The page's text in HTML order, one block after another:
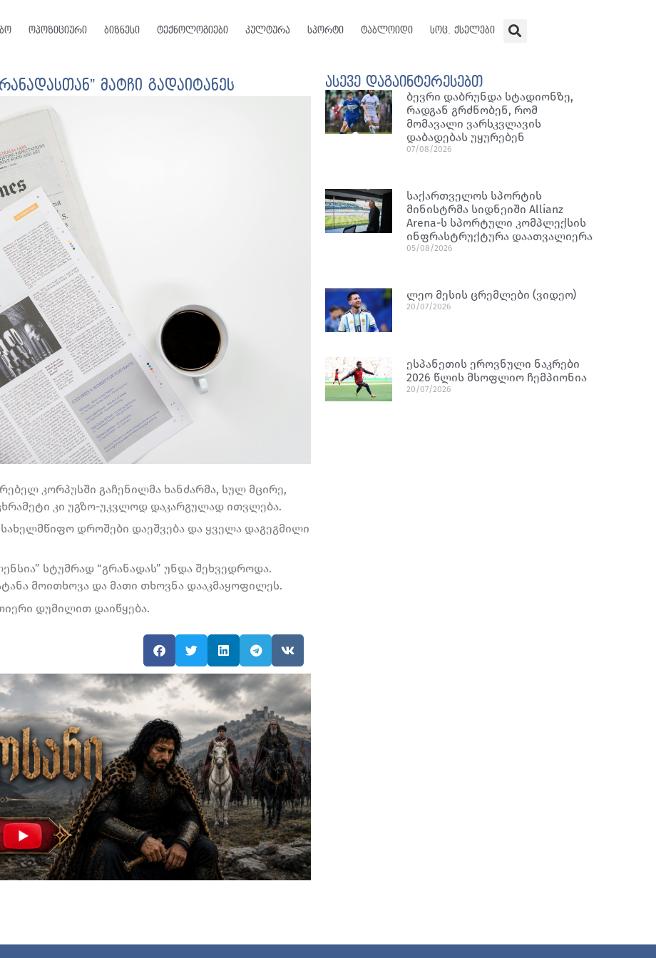
ოპოზიციური ბიზნესი ტექნოლოგიები კულტურა სპორტი ტაბლოიდი სოც. ქსელები
მატჩი გადაიტანეს
კორპუსში გაჩენილმა ხანძარმა, სულ მცირე,
კი უგზო-უკვლოდ დაკარგულად ითვლება.
დროშები დაეშვება და ყველა დაგეგმილი
სტუმრად “გრანადას” უნდა შეხვედროდა.
მოითხოვა და მათი თხოვნა დააკმაყოფილეს.
დუმილით დაიწყება.
ასევე დაგაინტერესებთ
ბევრი დაბრუნდა სტადიონზე,
რადგან გრძნობენ, რომ
მომავალი ვარსკვლავის
დაბადებას უყურებენ
07/08/2026
საქართველოს სპორტის
მინისტრმა სიდნეიში Allianz
Arena-ს სპორტული კომპლექსის
ინფრასტრუქტურა დაათვალიერა
05/08/2026
ლეო მესის ცრემლები (ვიდეო)
20/07/2026
ესპანეთის ეროვნული ნაკრები
2026 წლის მსოფლიო ჩემპიონია
20/07/2026